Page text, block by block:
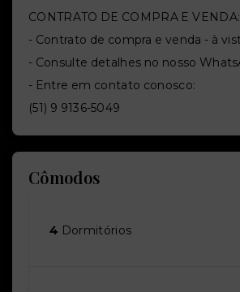
CONTRATO DE COMPRA E VENDA:
- Contrato de compra e venda - à
- Consulte detalhes no nosso
- Entre em contato conosco:
(51) 9 9136-5049
Cômodos
4 Dormitórios